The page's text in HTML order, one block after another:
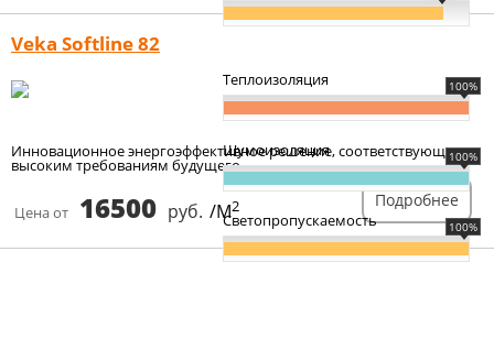
Veka Softline 82
Инновационное энергоэффективное решение, соответствующее
высоким требованиям будущего.
Цена от 16500 руб. /М2
Теплоизоляция 100%
Шумоизоляция 100%
Светопропускаемость 100%
Подробнее